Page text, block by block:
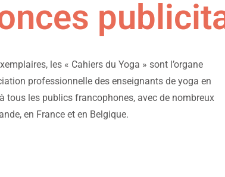
les « Cahiers du Yoga » sont l’organe
professionnelle des enseignants de yoga en
tous les publics francophones, avec de nombreux
en France et en Belgique.